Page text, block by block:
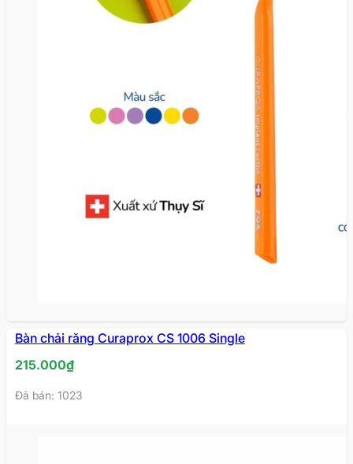
Bàn chải răng Curaprox CS 1006 Single
215.000₫
Đã bán: 1023